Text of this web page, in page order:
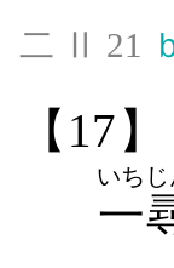
二 Ⅱ 21
【17
一
いちじ